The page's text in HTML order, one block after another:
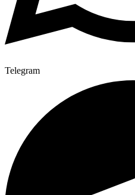
Telegram